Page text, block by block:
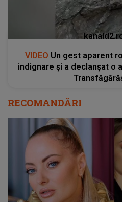
VIDEO Un gest aparent
indignare și a declanșat o
RECOMANDĂRI